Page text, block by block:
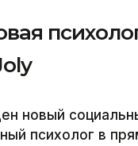
новый
психолог в